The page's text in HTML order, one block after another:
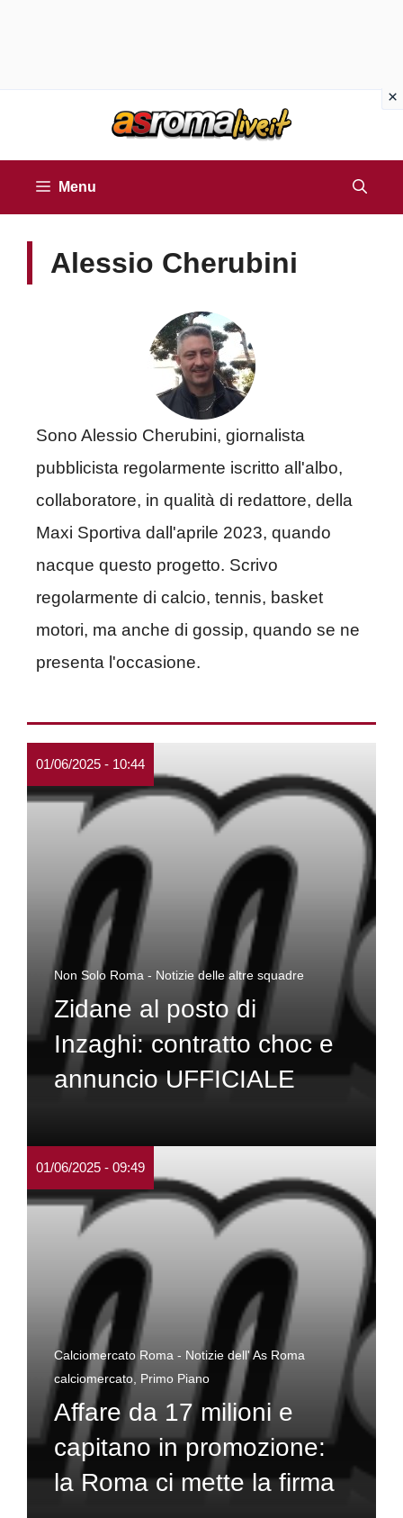
Menu
Alessio Cherubini
Sono Alessio Cherubini, giornalista
pubblicista regolarmente iscritto all'albo,
collaboratore, in qualità di redattore, della
Maxi Sportiva dall'aprile 2023, quando
nacque questo progetto. Scrivo
regolarmente di calcio, tennis, basket
motori, ma anche di gossip, quando se ne
presenta l'occasione.
01/06/2025 - 10:44
Non Solo Roma - Notizie delle altre squadre
Zidane al posto di
Inzaghi: contratto choc e
annuncio UFFICIALE
01/06/2025 - 09:49
Calciomercato Roma - Notizie dell' As Roma
calciomercato Primo Piano
Affare da 17 milioni e
capitano in promozione:
la Roma ci mette la firma